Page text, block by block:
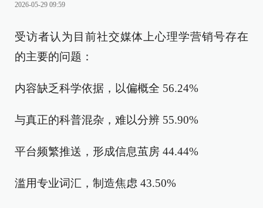
2026-05-29 09:59
受访者认为目前社交媒体上心理学营销号存在
的主要的问题：
内容缺乏科学依据，以偏概全 56.24%
与真正的科普混杂，难以分辨 55.90%
平台频繁推送，形成信息茧房 44.44%
滥用专业词汇，制造焦虑 43.50%